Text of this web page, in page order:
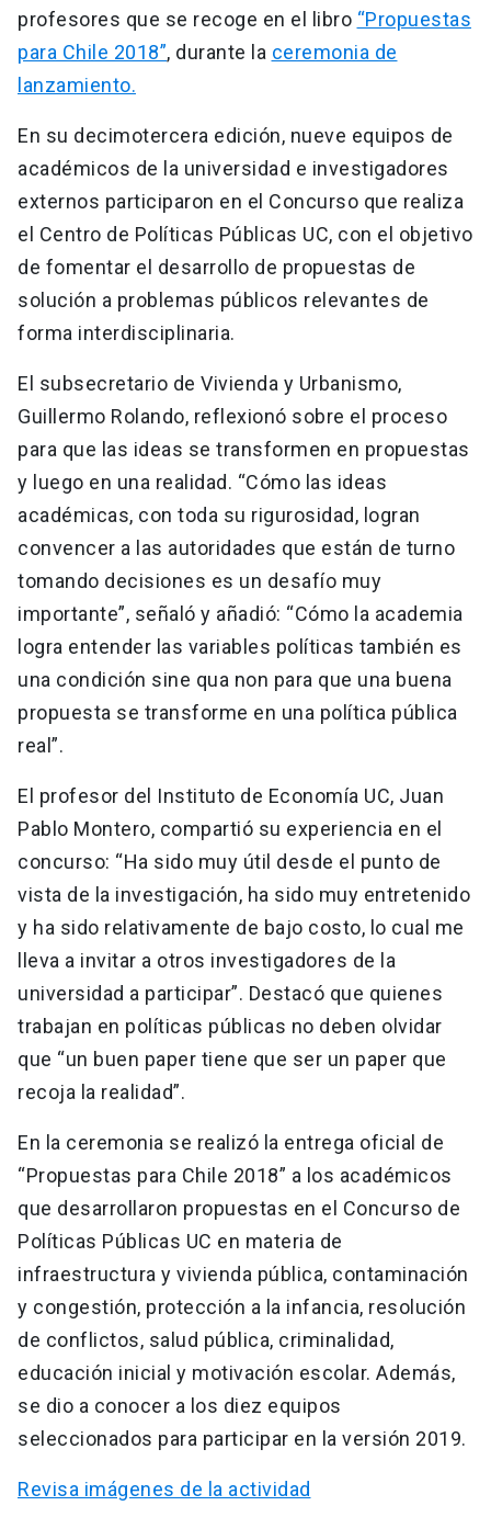
profesores que se recoge en el libro “Propuestas
para Chile 2018”, durante la ceremonia de
lanzamiento.
En su decimotercera edición, nueve equipos de
académicos de la universidad e investigadores
externos participaron en el Concurso que realiza
el Centro de Políticas Públicas UC, con el objetivo
de fomentar el desarrollo de propuestas de
solución a problemas públicos relevantes de
forma interdisciplinaria.
El subsecretario de Vivienda y Urbanismo,
Guillermo Rolando, reflexionó sobre el proceso
para que las ideas se transformen en propuestas
y luego en una realidad. “Cómo las ideas
académicas, con toda su rigurosidad, logran
convencer a las autoridades que están de turno
tomando decisiones es un desafío muy
importante”, señaló y añadió: “Cómo la academia
logra entender las variables políticas también es
una condición sine qua non para que una buena
propuesta se transforme en una política pública
real”.
El profesor del Instituto de Economía UC, Juan
Pablo Montero, compartió su experiencia en el
concurso: “Ha sido muy útil desde el punto de
vista de la investigación, ha sido muy entretenido
y ha sido relativamente de bajo costo, lo cual me
lleva a invitar a otros investigadores de la
universidad a participar”. Destacó que quienes
trabajan en políticas públicas no deben olvidar
que “un buen paper tiene que ser un paper que
recoja la realidad”.
En la ceremonia se realizó la entrega oficial de
“Propuestas para Chile 2018” a los académicos
que desarrollaron propuestas en el Concurso de
Políticas Públicas UC en materia de
infraestructura y vivienda pública, contaminación
y congestión, protección a la infancia, resolución
de conflictos, salud pública, criminalidad,
educación inicial y motivación escolar. Además,
se dio a conocer a los diez equipos
seleccionados para participar en la versión 2019.
Revisa imágenes de la actividad